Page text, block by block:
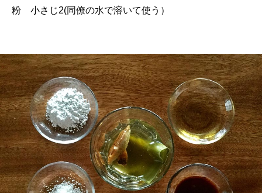
粉 小さじ2(同僚の水で溶いて使う）